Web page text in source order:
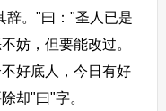
辞。"曰："圣人已是
妨，但要能改过。
好底人，今日有好
却"曰"字。